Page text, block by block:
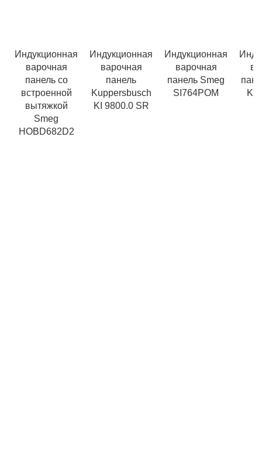
Индукционная
варочная
панель со
встроенной
вытяжкой
Smeg
HOBD682D2
Индукционная
варочная
панель
Kuppersbusch
KI 9800.0 SR
Индукционная
варочная
панель Smeg
SI764POM